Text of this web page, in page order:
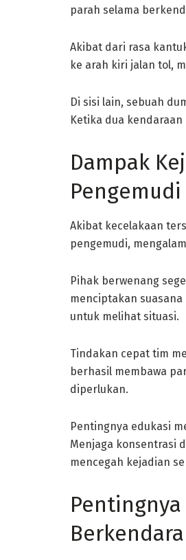
parah selama
Akibat dari rasa
ke arah kiri jalan tol,
Di sisi lain, sebuah
Ketika dua
Dampak
Pengemudi
Akibat kecelakaan
pengemudi,
Pihak berwenang
menciptakan
untuk melihat situasi.
Tindakan cepat tim
berhasil membawa
diperlukan.
Pentingnya edukasi
Menjaga konsentrasi
mencegah kejadian
Berkendara